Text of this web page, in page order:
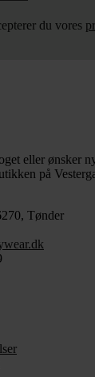
du vores
eller ønsker
på
Tønder